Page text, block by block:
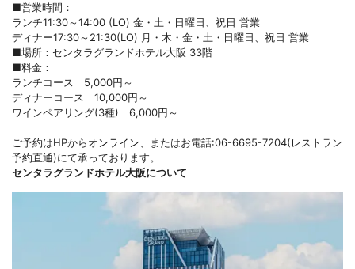
■営業時間：
ランチ11:30～14:00 (LO) 金・土・日曜日、祝日 営業
ディナー17:30～21:30(LO) 月・木・金・土・日曜日、祝日 営業
■場所：センタラグランドホテル大阪 33階
■料金：
ランチコース 5,000円～
ディナーコース 10,000円～
ワインペアリング(3種) 6,000円～
ご予約はHPからオンライン、またはお電話:06-6695-7204(レストラン
予約直通)にて承っております。
センタラグランドホテル大阪について